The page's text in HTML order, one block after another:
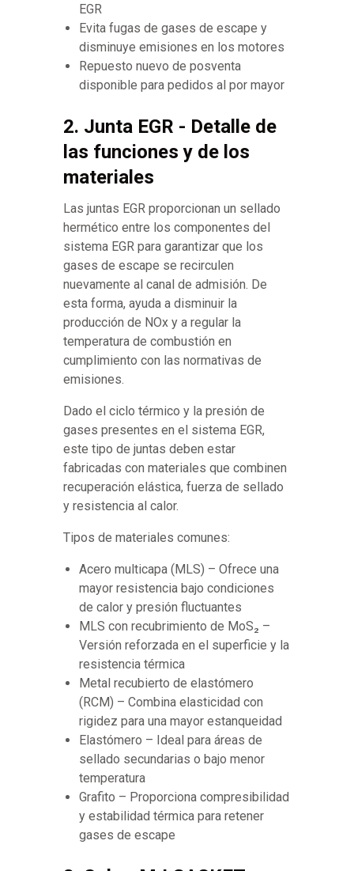
EGR
Evita fugas de gases de escape y
disminuye emisiones en los motores
Repuesto nuevo de posventa
disponible para pedidos al por mayor
2. Junta EGR - Detalle de
las funciones y de los
materiales
Las juntas EGR proporcionan un sellado
hermético entre los componentes del
sistema EGR para garantizar que los
gases de escape se recirculen
nuevamente al canal de admisión. De
esta forma, ayuda a disminuir la
producción de NOx y a regular la
temperatura de combustión en
cumplimiento con las normativas de
emisiones.
Dado el ciclo térmico y la presión de
gases presentes en el sistema EGR,
este tipo de juntas deben estar
fabricadas con materiales que combinen
recuperación elástica, fuerza de sellado
y resistencia al calor.
Tipos de materiales comunes:
Acero multicapa (MLS) – Ofrece una
mayor resistencia bajo condiciones
de calor y presión fluctuantes
MLS con recubrimiento de MoS₂ –
Versión reforzada en el superficie y la
resistencia térmica
Metal recubierto de elastómero
(RCM) – Combina elasticidad con
rigidez para una mayor estanqueidad
Elastómero – Ideal para áreas de
sellado secundarias o bajo menor
temperatura
Grafito – Proporciona compresibilidad
y estabilidad térmica para retener
gases de escape